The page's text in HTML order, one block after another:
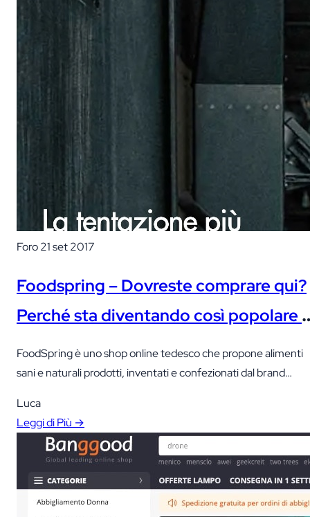
Foro21 set 2017
Foodspring – Dovreste comprare qui?
Perché sta diventando così popolare
giorno d’oggi? Le tue opinioni e
recensioni
FoodSpring è uno shop online tedesco che propone alimenti
sani e naturali prodotti, inventati e confezionati dal brand
questo ho deciso di dedicargli un articolo.
Luca
Leggi di Più →